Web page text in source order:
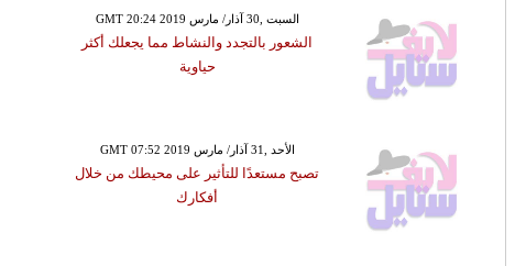
GMT 20:24 2019 السبت ,30 آذار/ مارس
الشعور بالتجدد والنشاط مما يجعلك أكثر
حياوية
GMT 07:52 2019 الأحد ,31 آذار/ مارس
تصبح مستعدًا للتأثير على محيطك من خلال
أفكارك